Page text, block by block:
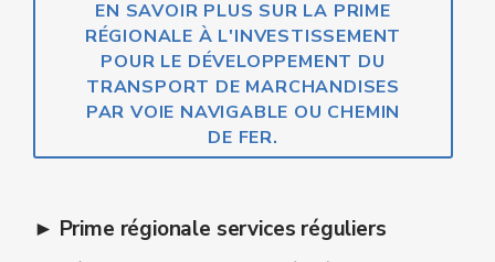
EN SAVOIR PLUS SUR LA PRIME
RÉGIONALE À L'INVESTISSEMENT
POUR LE DÉVELOPPEMENT DU
TRANSPORT DE MARCHANDISES
PAR VOIE NAVIGABLE OU CHEMIN
DE FER.
► Prime régionale services réguliers